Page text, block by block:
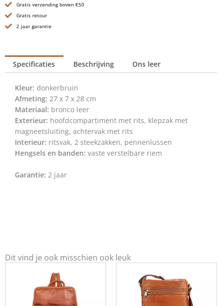
Alabama
-
Donkerbruin
Gratis verzending boven €50
Gratis retour
2 jaar garantie
Specificaties Beschrijving Ons leer
Kleur: donkerbruin
Afmeting: 27 x 7 x 28 cm
Materiaal: bronco leer
Exterieur: hoofdcompartiment met rits, klepzak met
magneetsluiting, achtervak met rits
Interieur: ritsvak, 2 steekzakken, pennenlussen
Hengsels en banden: vaste verstelbare riem
Garantie: 2 jaar
Dit vind je ook misschien ook leuk